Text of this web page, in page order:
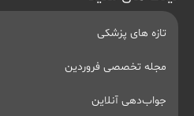
تازه های پزشکی
مجله تخصصی فروردین
جواب‌دهی آنلاین